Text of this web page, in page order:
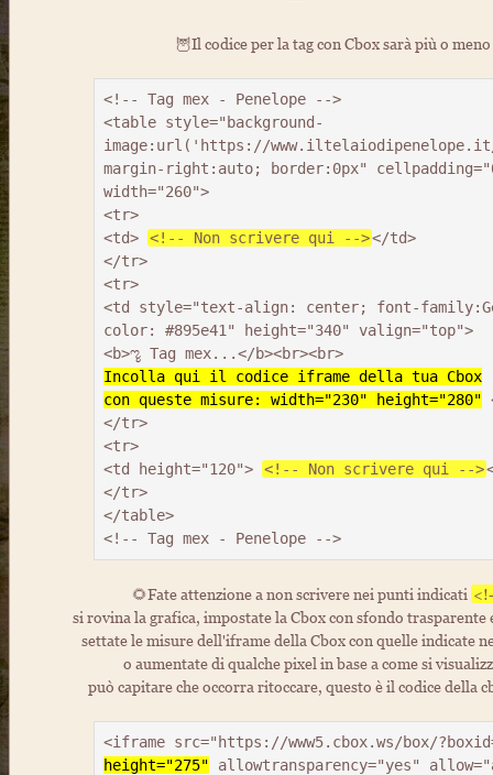
🦉Il codice per la tag con Cbox sarà più o
<!-- Tag mex - Penelope -->
<table style="background-
image:url('https://
margin-right:auto; border:0px"
width="260">
<tr>
<td>
<!-- Non scrivere qui --></td>
</tr>
<tr>
<td style="text-align: center; font-
color: #895e41" height="340" valign="top">
<b>ೡ Tag mex...</b><br><br>
Incolla qui il codice iframe della tua Cbox
con queste misure: width="230" height="280"
</tr>
<tr>
<td height="120">
<!-- Non scrivere qui -->
</tr>
</table>
<!-- Tag mex - Penelope -->
🌻Fate attenzione a non scrivere nei punti indicati
si rovina la grafica, impostate la Cbox con sfondo
settate le misure dell'iframe della Cbox con quelle indicate
o aumentate di qualche pixel in base a come si
può capitare che occorra ritoccare, questo è il codice della
<iframe src="https://www5.cbox.ws/box/
height="275" allowtransparency="yes"